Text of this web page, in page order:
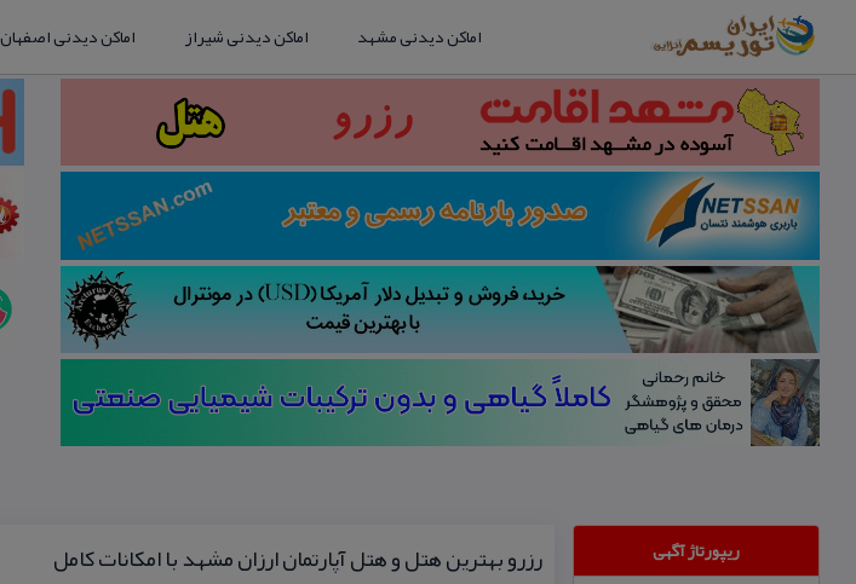
اماکن دیدنی مشهد اماکن دیدنی شیراز اماکن دیدنی اصفهان
ریپورتاژ آگهی رزرو بهترین هتل و هتل آپارتمان ارزان مشهد با امكانات كامل